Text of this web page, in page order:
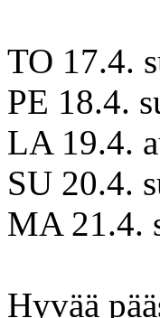
TO 17.4.
PE 18.4.
LA 19.4.
SU 20.4.
MA 21.4.
Hyvää